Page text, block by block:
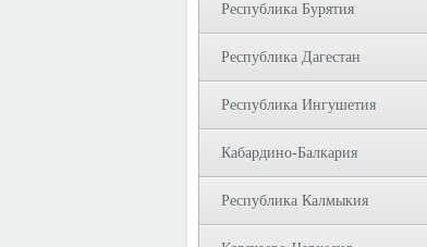
Республика Бурятия
Республика Дагестан
Республика Ингушетия
Кабардино-Балкария
Республика Калмыкия